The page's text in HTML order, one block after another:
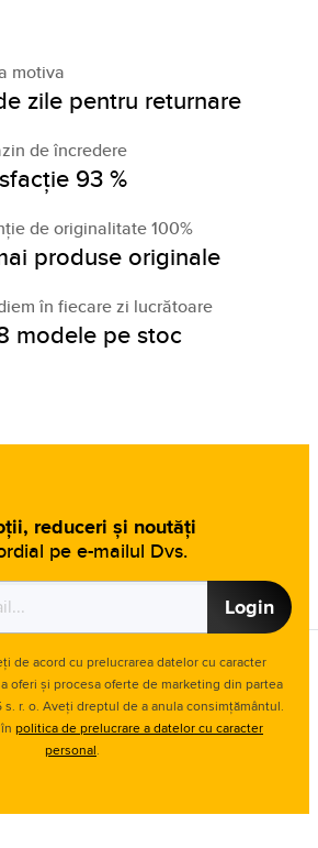
motiva
zile pentru returnare
de încredere
93 %
de originalitate 100%
produse originale
în fiecare zi lucrătoare
modele pe stoc
reduceri și noutăți
pe e-mailul Dvs.
Login
de acord cu prelucrarea datelor cu caracter
oferi și procesa oferte de marketing din partea
s. r. o. Aveți dreptul de a anula consimțământul.
politica de prelucrare a datelor cu caracter
personal.